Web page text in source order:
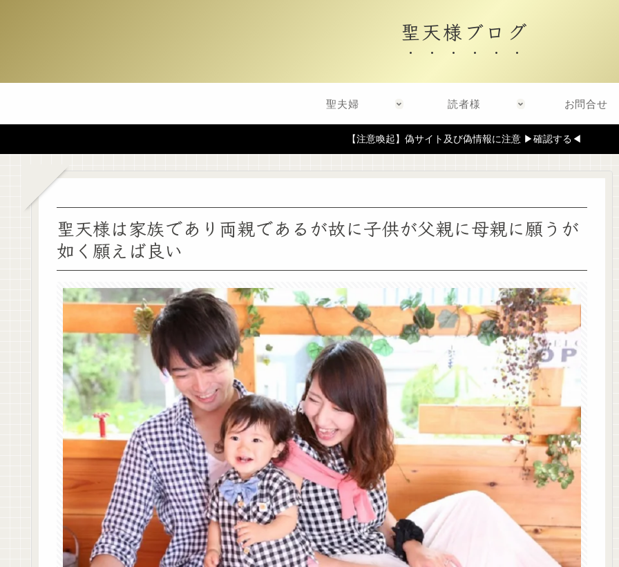
聖天様ブログ
聖夫婦 読者様 お問合せ
【注意喚起】偽サイト及び偽情報に注意 ▶確認する◀
聖天様は家族であり両親であるが故に子供が父親に母親に願うが
如く願えば良い